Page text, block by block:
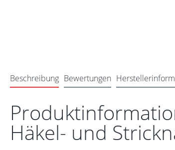
Beschreibung Bewertungen
Häkel- und